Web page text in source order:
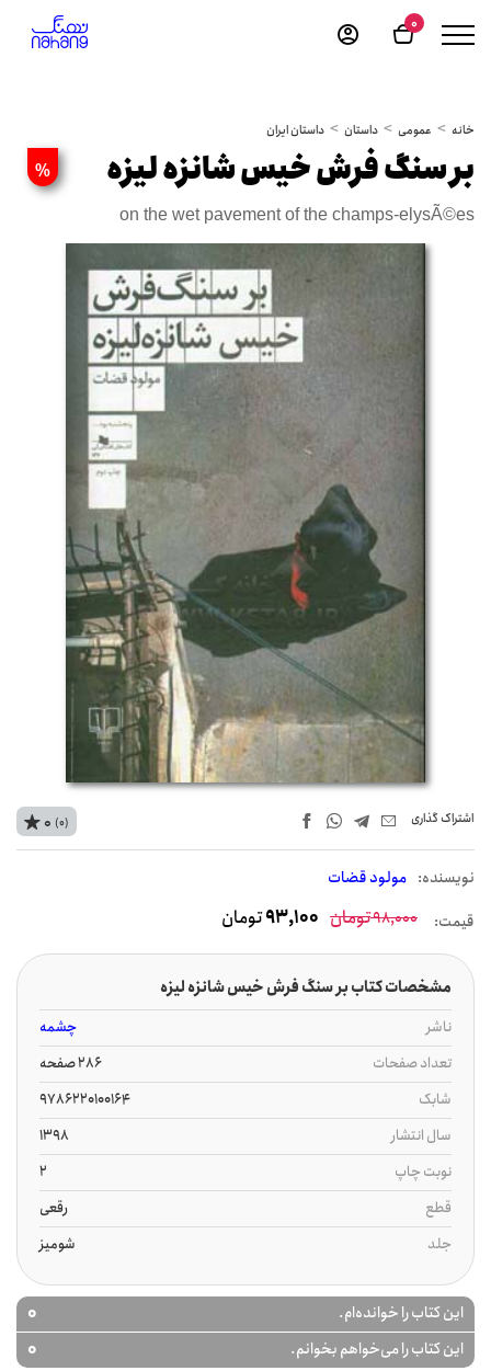
0
خانه عمومی داستان داستان ایران
% بر سنگ فرش خیس شانزه لیزه
on the wet pavement of the champs-elysÃ©es
اشتراک‌ گذاری
نويسنده: مولود قضات
0 (0)
قیمت: 98,000تومان 93,100تومان
مشخصات کتاب بر سنگ فرش خیس شانزه لیزه
ناشر
چشمه
تعداد صفحات
286 صفحه
شابک
9786220100164
سال انتشار
1398
نوبت چاپ
2
قطع
رقعی
جلد
شومیز
این کتاب را خوانده‌ام. 0
این کتاب را می‌خواهم بخوانم.
0